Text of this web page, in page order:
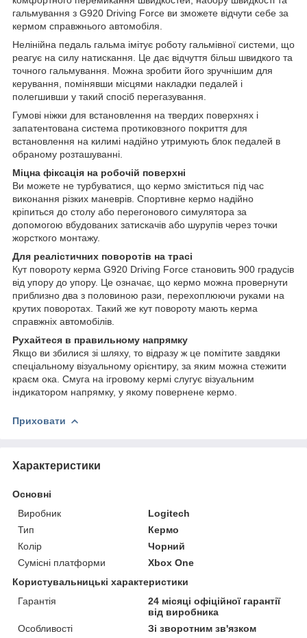
гальмування з G920 Driving Force ви зможете відчути себе за
кермом справжнього автомобіля.
Нелінійна педаль гальма імітує роботу гальмівної системи, що
реагує на силу натискання. Це дає відчуття більш швидкого та
точного гальмування. Можна зробити його зручнішим для
керування, помінявши місцями накладки педалей і
полегшивши у такий спосіб перегазування.
Гумові ніжки для встановлення на твердих поверхнях і
запатентована система протиковзного покриття для
встановлення на килимі надійно утримують блок педалей в
обраному розташуванні.
Міцна фіксація на робочій поверхні
Ви можете не турбуватися, що кермо зміститься під час
виконання різких маневрів. Спортивне кермо надійно
кріпиться до столу або перегонового симулятора за
допомогою вбудованих затискачів або шурупів через точки
жорсткого монтажу.
Для реалістичних поворотів на трасі
Кут повороту керма G920 Driving Force становить 900 градусів
від упору до упору. Це означає, що кермо можна провернути
приблизно два з половиною рази, перехоплюючи руками на
крутих поворотах. Такий же кут повороту мають керма
справжніх автомобілів.
Рухайтеся в правильному напрямку
Якщо ви збилися зі шляху, то відразу ж це помітите завдяки
спеціальному візуальному орієнтиру, за яким можна стежити
краєм ока. Смуга на ігровому кермі слугує візуальним
індикатором напрямку, у якому повернене кермо.
Приховати
Характеристики
Основні
Виробник
Logitech
Тип
Кермо
Колір
Чорний
Сумісні платформи
Xbox One
Користувальницькі характеристики
Гарантія
24 місяці офіційної гарантії
від виробника
Особливості
Зі зворотним зв'язком